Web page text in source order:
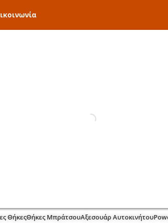
ΘήκεςΘήκες ΜπράτσουΑξεσουάρ Αυτοκινήτου